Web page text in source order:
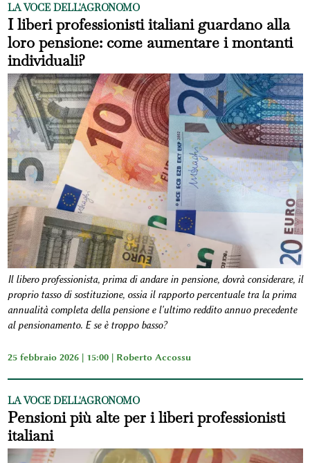
LA VOCE DELL'AGRONOMO
I liberi professionisti italiani guardano alla
loro pensione: come aumentare i montanti
individuali?
Il libero professionista, prima di andare in pensione, dovrà considerare, il
proprio tasso di sostituzione, ossia il rapporto percentuale tra la prima
annualità completa della pensione e l'ultimo reddito annuo precedente
al pensionamento. E se è troppo basso?
25 febbraio 2026 | 15:00 | Roberto Accossu
LA VOCE DELL'AGRONOMO
Pensioni più alte per i liberi professionisti
italiani